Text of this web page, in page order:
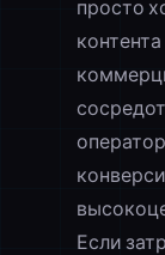
просто
Если